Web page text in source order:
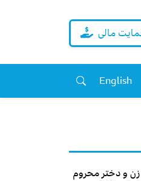
مالی
English
وضعیت روانی ۱۱۰ زن و دختر محروم